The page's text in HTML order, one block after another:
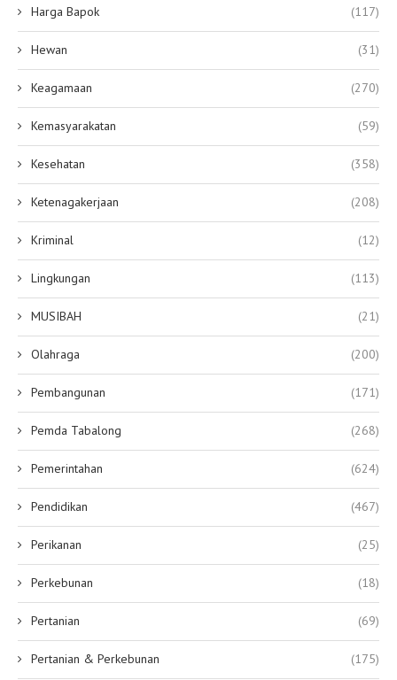
Harga Bapok (117)
Hewan (31)
Keagamaan (270)
Kemasyarakatan (59)
Kesehatan (358)
Ketenagakerjaan (208)
Kriminal (12)
Lingkungan (113)
MUSIBAH (21)
Olahraga (200)
Pembangunan (171)
Pemda Tabalong (268)
Pemerintahan (624)
Pendidikan (467)
Perikanan (25)
Perkebunan (18)
Pertanian (69)
Pertanian & Perkebunan (175)